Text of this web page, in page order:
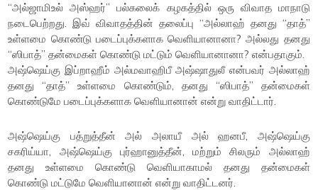
“அல்ஜாமிஉல் அஸ்ஹர்” பல்கலைக் கழகத்தில் ஒரு விவாத மாநாடு
நடைபெற்றது. இவ் விவாதத்தின் தலைப்பு “அல்லாஹ் தனது “தாத்”
உள்ளமை கொண்டு படைப்புக்களாக வெளியானானா? அல்லது தனது
“ஸிபாத்” தன்மைகள் கொண்டு மட்டும் வெளியானானா? என்பதாகும்.
அஷ்ஷெய்கு இப்றாஹீம் அல்மவாஹிபீ அஷ்ஷாதுலீ என்பவர் அல்லாஹ்
தனது “தாத்” உள்ளமை கொண்டும், தனது “ஸிபாத்” தன்மைகள்
கொண்டுமே படைப்புக்களாக வெளியானான் என்று வாதிட்டார்.
அஷ்ஷெய்கு பத்றுத்தீன் அல் அலாயீ அல் ஹனபீ, அஷ்ஷெய்கு
சகரிய்யா, அஷ்ஷெய்கு புர்ஹானுத்தீன், மற்றும் சிலரும் அல்லாஹ்
தனது உள்ளமை கொண்டு வெளியாகாமல் தனது தன்மைகள்
கொண்டு மட்டுமே வெளியானான் என்று வாதிட்டனர்.